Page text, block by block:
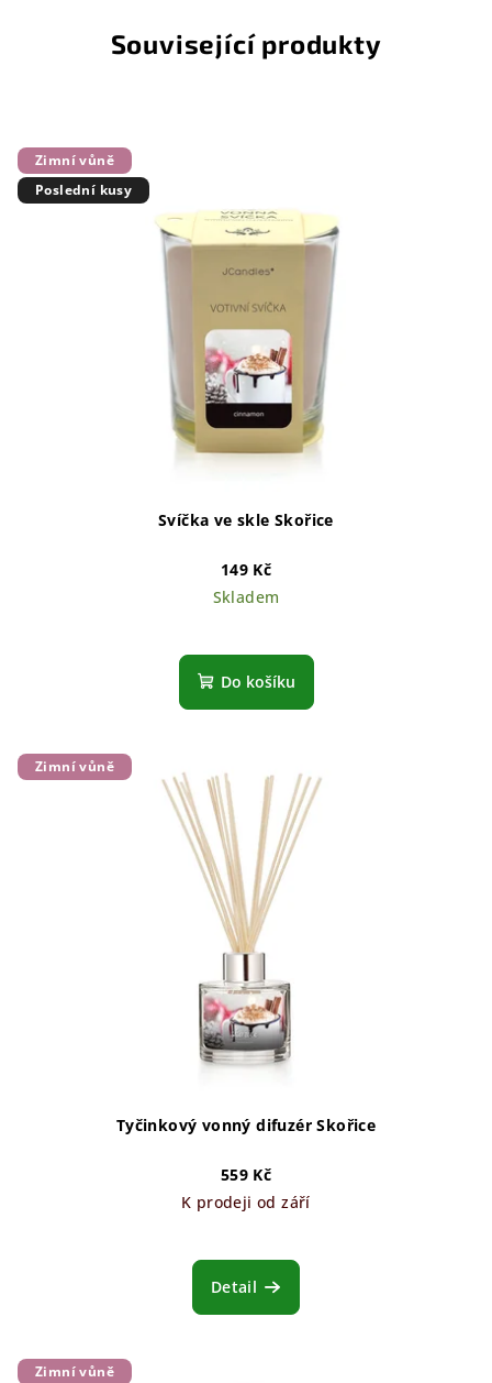
Související produkty
Zimní vůně
Poslední kusy
Svíčka ve skle Skořice
149 Kč
Skladem
Do košíku
Zimní vůně
Tyčinkový vonný difuzér Skořice
559 Kč
K prodeji od září
Detail
Zimní vůně